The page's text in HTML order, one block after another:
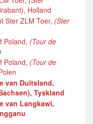
Holland
Ster ZLM Toer, (Ster
Poland, (Tour de
Poland, (Tour de
van Duitsland,
Tyskland
van Langkawi,